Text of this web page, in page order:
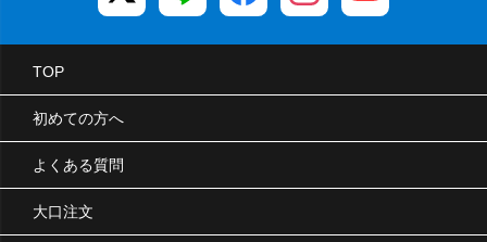
TOP
初めての方へ
よくある質問
大口注文